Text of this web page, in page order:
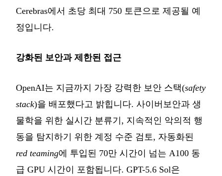
Cerebras에서 초당 최대 750 토큰으로 제공될 예
정입니다.
강화된 보안과 제한된 접근
OpenAI는 지금까지 가장 강력한 보안 스택(safety
stack)을 배포했다고 밝힙니다. 사이버보안과 생
물학을 위한 실시간 분류기, 지속적인 악의적 행
동을 탐지하기 위한 계정 수준 검토, 자동화된
red teaming에 투입된 70만 시간이 넘는 A100 동
급 GPU 시간이 포함됩니다. GPT-5.6 Sol은